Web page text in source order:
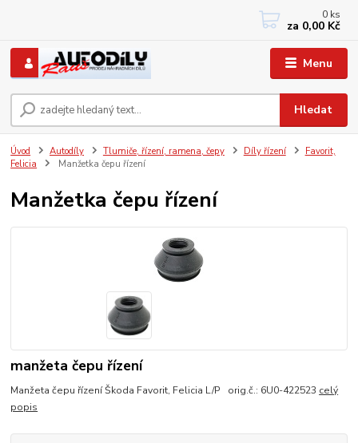
Menu
Hledat
+420 733767377
PO-PÁ: 8 - 12, 13 - 17
0 ks
za 0,00 Kč
Úvod Autodíly Tlumiče, řízení, ramena, čepy Díly řízení
Favorit,
Felicia
Manžetka čepu řízení
Manžetka čepu řízení
manžeta čepu řízení
Manžeta čepu řízení Škoda Favorit, Felicia L/P orig.č.: 6U0-422523 celý
popis